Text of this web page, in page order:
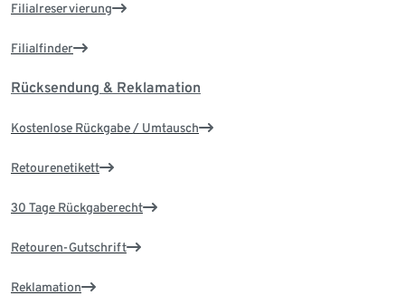
Filialreservierung
Filialfinder
Rücksendung & Reklamation
Kostenlose Rückgabe / Umtausch
Retourenetikett
30 Tage Rückgaberecht
Retouren-Gutschrift
Reklamation